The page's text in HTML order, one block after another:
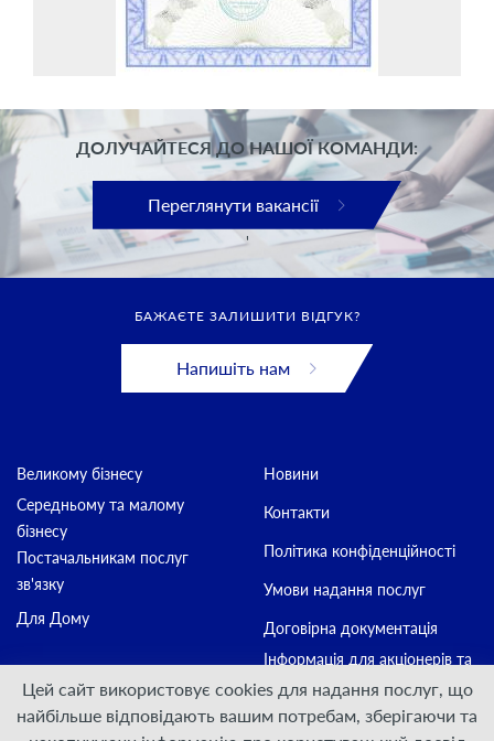
ДОЛУЧАЙТЕСЯ ДО НАШОЇ КОМАНДИ:
Переглянути вакансії
'
БАЖАЄТЕ ЗАЛИШИТИ ВІДГУК?
Напишіть нам
Великому бізнесу
Середньому та малому
бізнесу
Постачальникам послуг
зв'язку
Для Дому
Новини
Контакти
Політика конфіденційності
Умови надання послуг
Договірна документація
Інформація для акціонерів та
стейкхолдерів
Цей сайт використовує cookies для надання послуг, що
найбільше відповідають вашим потребам, зберігаючи та